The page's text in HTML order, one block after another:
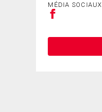
MÉDIA SOCIAUX